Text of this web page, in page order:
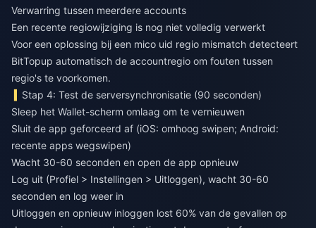
Verwarring tussen meerdere accounts
Een recente regiowijziging is nog niet volledig verwerkt
Voor een oplossing bij een mico uid regio mismatch detecteert
BitTopup automatisch de accountregio om fouten tussen
regio's te voorkomen.
Stap 4: Test de serversynchronisatie (90 seconden)
Sleep het Wallet-scherm omlaag om te vernieuwen
Sluit de app geforceerd af (iOS: omhoog swipen; Android:
recente apps wegswipen)
Wacht 30-60 seconden en open de app opnieuw
Log uit (Profiel > Instellingen > Uitloggen), wacht 30-60
seconden en log weer in
Uitloggen en opnieuw inloggen lost 60% van de gevallen op